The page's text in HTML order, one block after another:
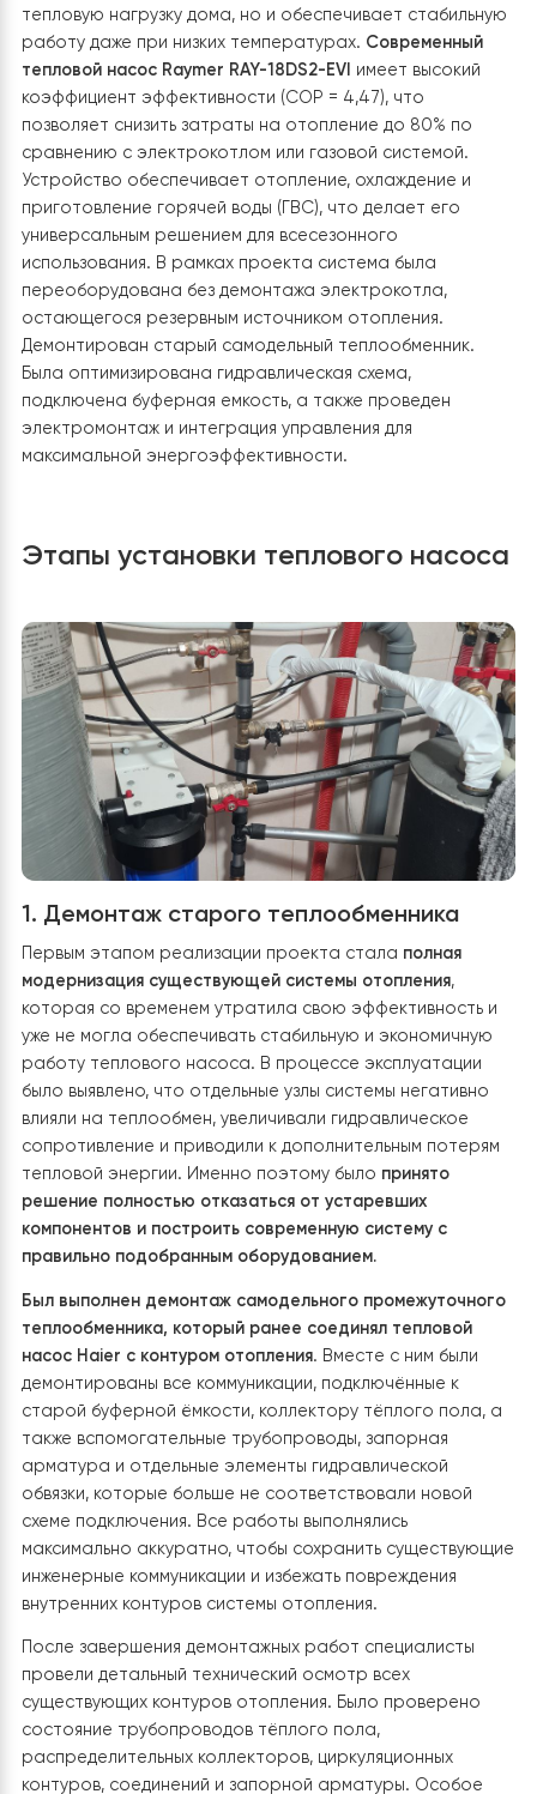
С учетом особенностей дома, теплоизоляции и
потребностей пользователейбыло принято решение
заменить систему на более производительный и
технологичный тепловой насос Raymer
оборудование не только полностью покрывает
тепловую нагрузку дома, но и обеспечивает
работу даже при низких температурах.
тепловой насос Raymer RAY-18DS2-EVI имеет высокий
коэффициент эффективности (COP = 4,47), что
позволяет снизить затраты на отопление до 80% по
сравнению с электрокотлом или газовой системой.
Устройство обеспечивает отопление, охлаждение и
приготовление горячей воды (ГВС), что делает его
универсальным решением для всесезонного
Демонтирован старый самодельный теплообменник.
подключена буферная емкость, а также проведен
электромонтаж и интеграция управления для
максимальной энергоэффективности.
Этапы установки теплового
1. Демонтаж старого теплообменника
Первым этапом реализации проекта стала
которая со временем утратила свою
уже не могла обеспечивать стабильную и
работу теплового насоса. В процессе эксплуатации
было выявлено, что отдельные узлы системы
влияли на теплообмен, увеличивали гидравлическое
сопротивление и приводили к дополнительным
тепловой энергии. Именно поэтому было принято
решение полностью отказаться от устаревших
компонентов и построить современную систему с
правильно подобранным оборудованием.
теплообменника, который ранее соединял тепловой
насос Haier с контуром отопления . Вместе с ним были
демонтированы все коммуникации, подключённые к
старой буферной ёмкости, коллектору тёплого
также вспомогательные трубопроводы, запорная